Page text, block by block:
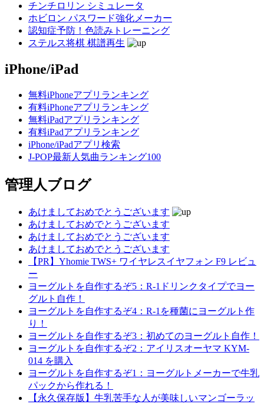
チンチロリン シミュレータ
ホビロン パスワード強化メーカー
認知症予防！色読みトレーニング
ステルス将棋 棋譜再生
iPhone/iPad
無料iPhoneアプリランキング
有料iPhoneアプリランキング
無料iPadアプリランキング
有料iPadアプリランキング
iPhone/iPadアプリ検索
J-POP最新人気曲ランキング100
管理人ブログ
あけましておめでとうございます
あけましておめでとうございます
あけましておめでとうございます
あけましておめでとうございます
【PR】Yhomie TWS+ ワイヤレスイヤフォン F9 レビュ
ー
ヨーグルトを自作するぞ5：R-1ドリンクタイプでヨー
グルト自作！
ヨーグルトを自作するぞ4：R-1を種菌にヨーグルト作
り！
ヨーグルトを自作するぞ3：初めてのヨーグルト自作！
ヨーグルトを自作するぞ2：アイリスオーヤマ KYM-
014 を購入
ヨーグルトを自作するぞ1：ヨーグルトメーカーで牛乳
パックから作れる！
【永久保存版】牛乳苦手な人が美味しいマンゴーラッ